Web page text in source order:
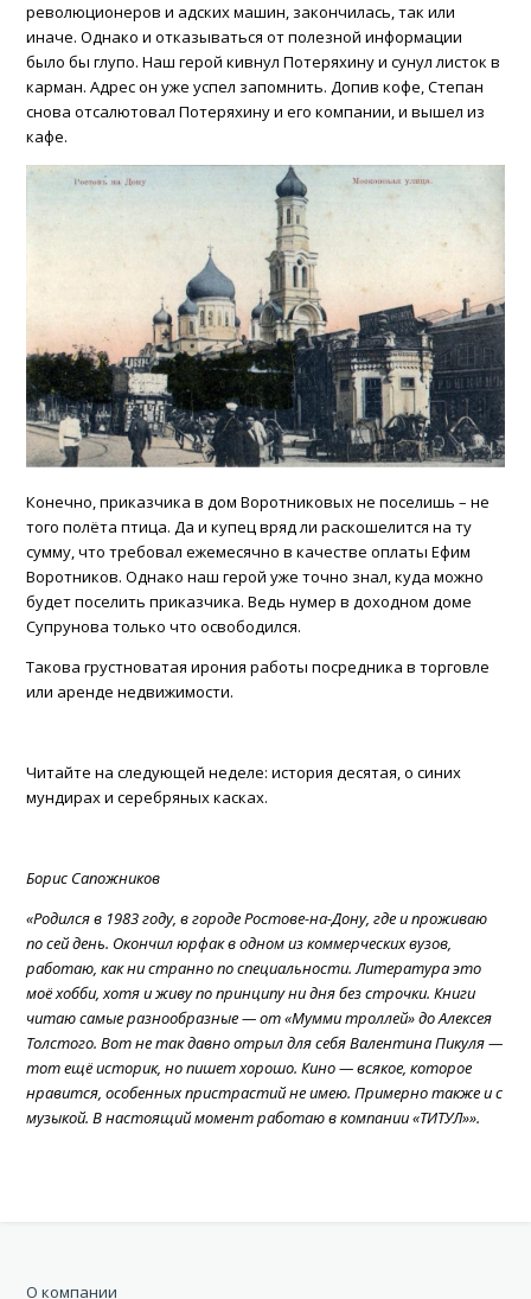
революционеров и адских машин, закончилась, так или
иначе. Однако и отказываться от полезной информации
было бы глупо. Наш герой кивнул Потеряхину и сунул листок в
карман. Адрес он уже успел запомнить. Допив кофе, Степан
снова отсалютовал Потеряхину и его компании, и вышел из
кафе.
Конечно, приказчика в дом Воротниковых не поселишь – не
того полёта птица. Да и купец вряд ли раскошелится на ту
сумму, что требовал ежемесячно в качестве оплаты Ефим
Воротников. Однако наш герой уже точно знал, куда можно
будет поселить приказчика. Ведь нумер в доходном доме
Супрунова только что освободился.
Такова грустноватая ирония работы посредника в торговле
или аренде недвижимости.
Читайте на следующей неделе: история десятая, о синих
мундирах и серебряных касках.
Борис Сапожников
«Родился в 1983 году, в городе Ростове-на-Дону, где и проживаю
по сей день. Окончил юрфак в одном из коммерческих вузов,
работаю, как ни странно по специальности. Литература это
моё хобби, хотя и живу по принципу ни дня без строчки. Книги
читаю самые разнообразные — от «Мумми троллей» до Алексея
Толстого. Вот не так давно отрыл для себя Валентина Пикуля —
тот ещё историк, но пишет хорошо. Кино — всякое, которое
нравится, особенных пристрастий не имею. Примерно также и с
музыкой. В настоящий момент работаю в компании «ТИТУЛ»».
О компании